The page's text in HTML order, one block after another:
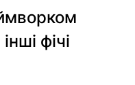
фічі